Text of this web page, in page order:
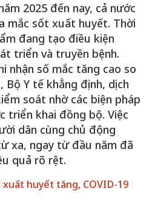
2025 đến nay, cả nước
mắc sốt xuất huyết. Thời
đang tạo điều kiện
triển và truyền bệnh.
nhận số mắc tăng cao so
Bộ Y tế khẳng định, dịch
soát nhờ các biện pháp
triển khai đồng bộ. Việc
dân cùng chủ động
xa, ngay từ đầu năm đã
quả rõ rệt.
xuất huyết tăng, COVID-19